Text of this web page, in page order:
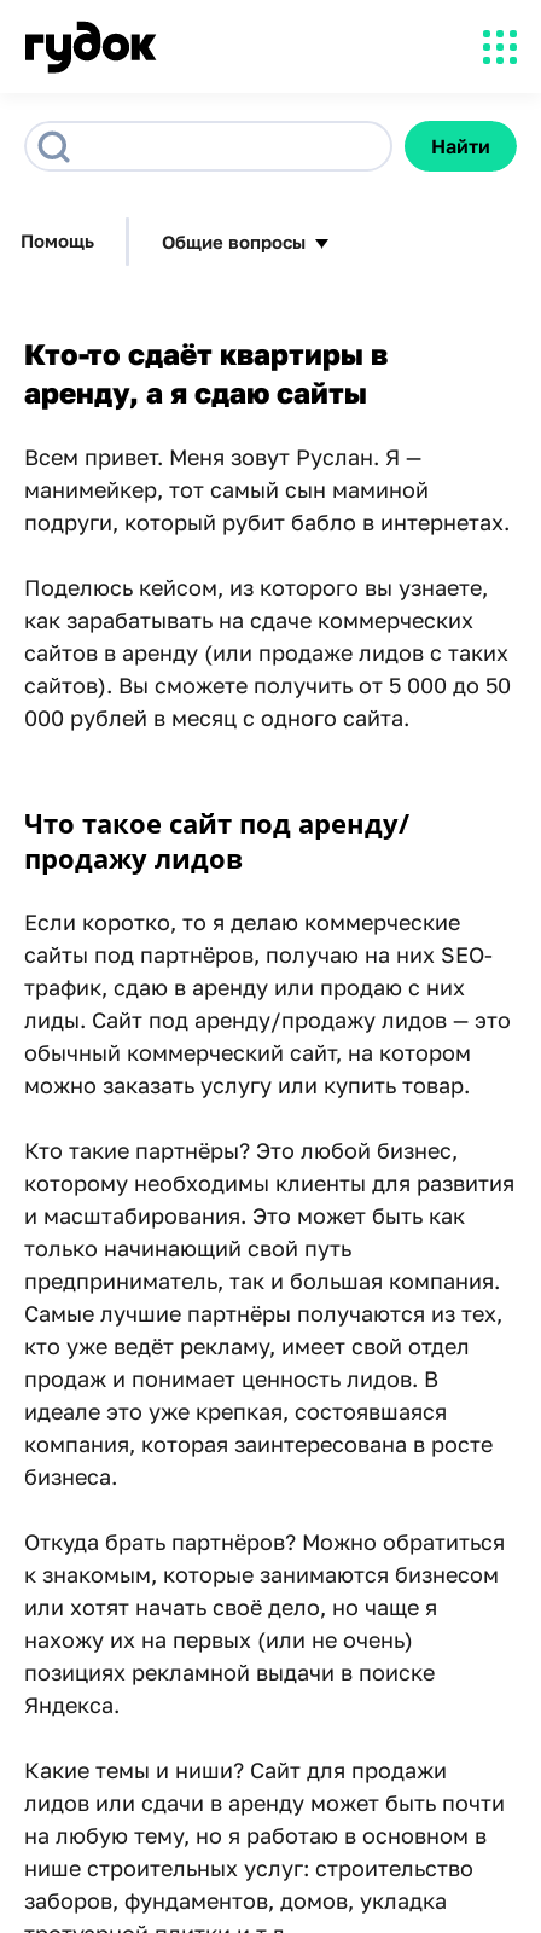
Помощь Общие вопросы
Найти
Кто-то сдаёт квартиры в
аренду, а я сдаю сайты
Всем привет. Меня зовут Руслан. Я —
манимейкер, тот самый сын маминой
подруги, который рубит бабло в интернетах.
Поделюсь кейсом, из которого вы узнаете,
как зарабатывать на сдаче коммерческих
сайтов в аренду (или продаже лидов с таких
сайтов). Вы сможете получить от 5 000 до 50
000 рублей в месяц с одного сайта.
Что такое сайт под аренду/
продажу лидов
Если коротко, то я делаю коммерческие
сайты под партнёров, получаю на них SEO-
трафик, сдаю в аренду или продаю с них
лиды. Сайт под аренду/продажу лидов — это
обычный коммерческий сайт, на котором
можно заказать услугу или купить товар.
Кто такие партнёры? Это любой бизнес,
которому необходимы клиенты для развития
и масштабирования. Это может быть как
только начинающий свой путь
предприниматель, так и большая компания.
Самые лучшие партнёры получаются из тех,
кто уже ведёт рекламу, имеет свой отдел
продаж и понимает ценность лидов. В
идеале это уже крепкая, состоявшаяся
компания, которая заинтересована в росте
бизнеса.
Откуда брать партнёров? Можно обратиться
к знакомым, которые занимаются бизнесом
или хотят начать своё дело, но чаще я
нахожу их на первых (или не очень)
позициях рекламной выдачи в поиске
Яндекса.
Какие темы и ниши? Сайт для продажи
лидов или сдачи в аренду может быть почти
на любую тему, но я работаю в основном в
нише строительных услуг: строительство
заборов, фундаментов, домов, укладка